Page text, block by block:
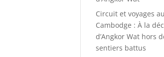
Circuit et voyages au
Cambodge : À la
d’Angkor Wat hors
sentiers battus